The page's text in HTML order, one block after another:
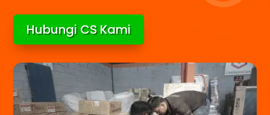
Hubungi CS Kami